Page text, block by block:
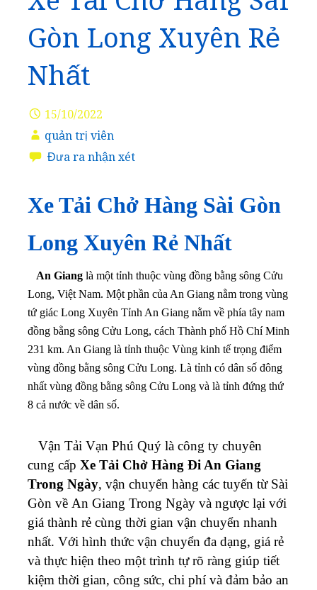
Gòn Long Xuyên Rẻ
Nhất
15/10/2022
quản trị viên
Đưa ra nhận xét
Xe Tải Chở Hàng Sài Gòn
Long Xuyên Rẻ Nhất
An Giang là một tỉnh thuộc vùng đồng bằng sông Cửu
Long, Việt Nam. Một phần của An Giang nằm trong vùng
tứ giác Long Xuyên Tỉnh An Giang nằm về phía tây nam
đồng bằng sông Cửu Long, cách Thành phố Hồ Chí Minh
231 km. An Giang là tỉnh thuộc Vùng kinh tế trọng điểm
vùng đồng bằng sông Cửu Long. Là tỉnh có dân số đông
nhất vùng đồng bằng sông Cửu Long và là tỉnh đứng thứ
8 cả nước về dân số.
Vận Tải Vạn Phú Quý là công ty chuyên
cung cấp Xe Tải Chở Hàng Đi An Giang
Trong Ngày, vận chuyển hàng các tuyến từ Sài
Gòn về An Giang Trong Ngày và ngược lại với
giá thành rẻ cùng thời gian vận chuyển nhanh
nhất. Với hình thức vận chuyển đa dạng, giá rẻ
và thực hiện theo một trình tự rõ ràng giúp tiết
kiệm thời gian, công sức, chi phí và đảm bảo an